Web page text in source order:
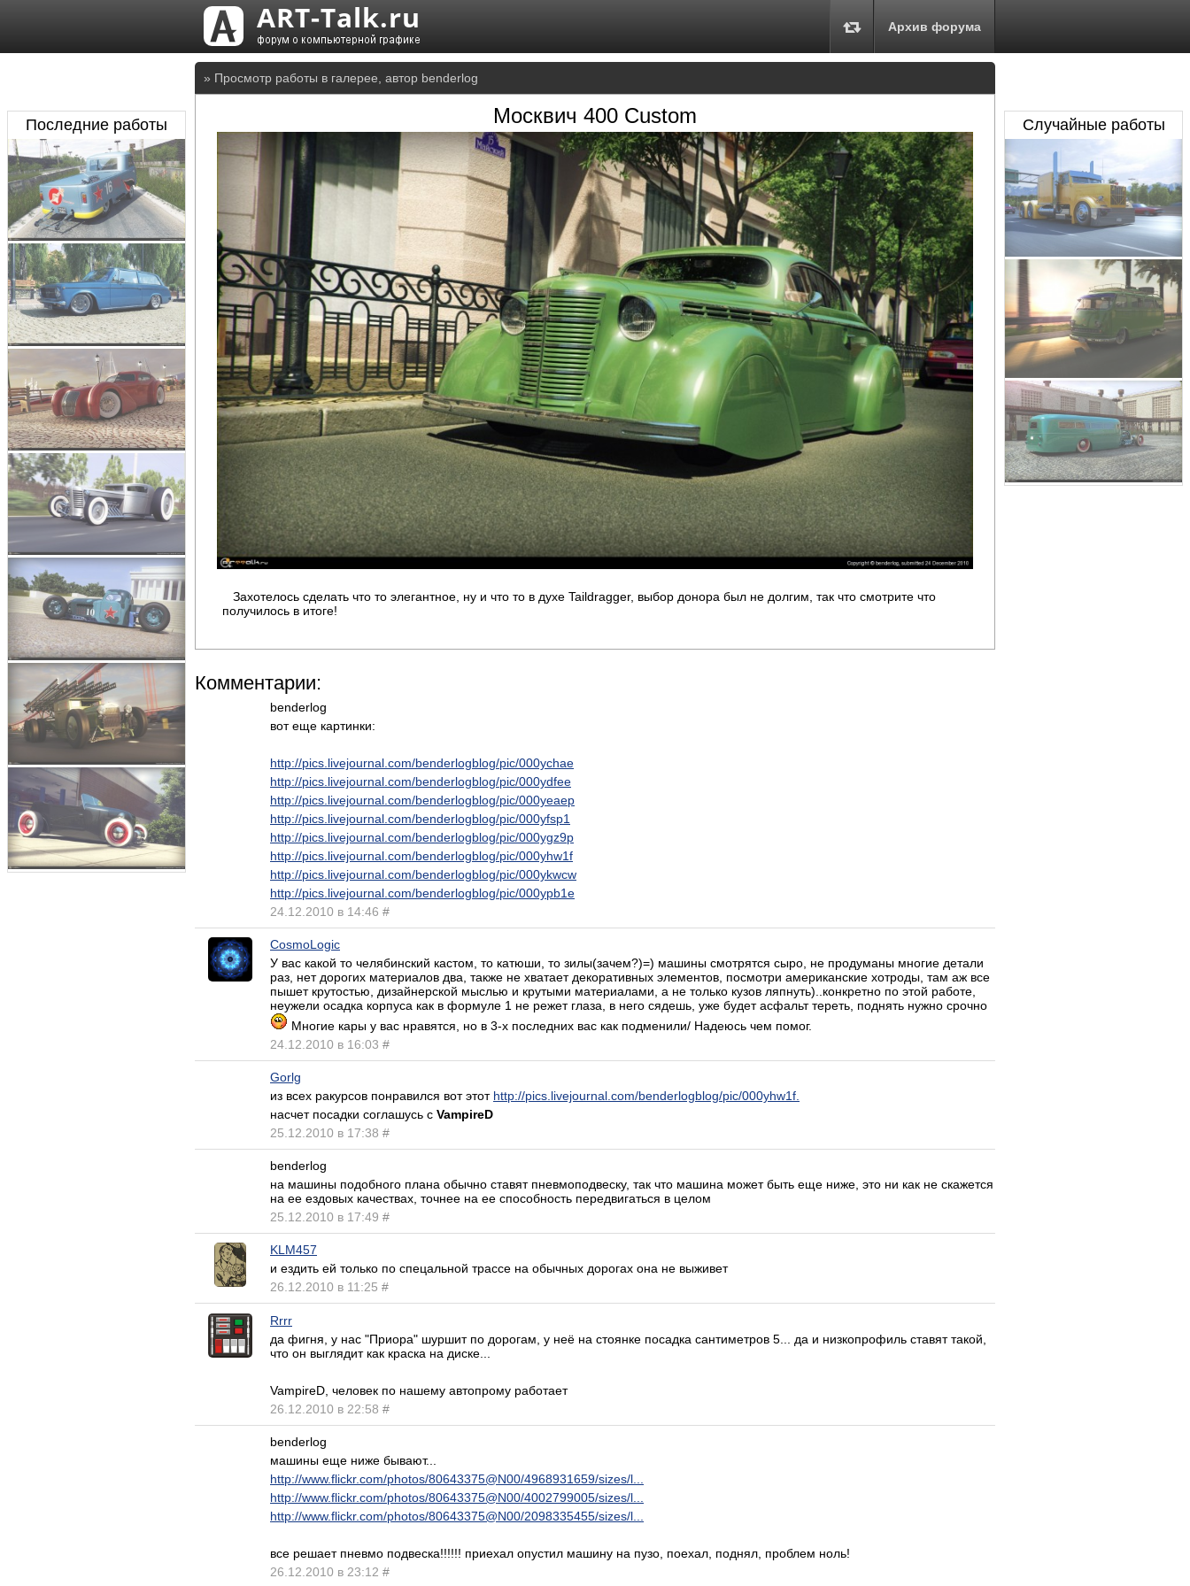
Архив форума
» Просмотр работы в галерее, автор benderlog
Москвич 400 Custom
Захотелось сделать что то элегантное, ну и что то в духе Taildragger, выбор донора был не долгим, так что смотрите что
получилось в итоге!
Комментарии:
benderlog
вот еще картинки:
http://pics.livejournal.com/benderlogblog/pic/000ychae
http://pics.livejournal.com/benderlogblog/pic/000ydfee
http://pics.livejournal.com/benderlogblog/pic/000yeaep
http://pics.livejournal.com/benderlogblog/pic/000yfsp1
http://pics.livejournal.com/benderlogblog/pic/000ygz9p
http://pics.livejournal.com/benderlogblog/pic/000yhw1f
http://pics.livejournal.com/benderlogblog/pic/000ykwcw
http://pics.livejournal.com/benderlogblog/pic/000ypb1e
24.12.2010 в 14:46 #
CosmoLogic
У вас какой то челябинский кастом, то катюши, то зилы(зачем?)=) машины смотрятся сыро, не продуманы многие детали
раз, нет дорогих материалов два, также не хватает декоративных элементов, посмотри американские хотроды, там аж все
пышет крутостью, дизайнерской мыслью и крутыми материалами, а не только кузов ляпнуть)..конкретно по этой работе,
неужели осадка корпуса как в формуле 1 не режет глаза, в него сядешь, уже будет асфальт тереть, поднять нужно срочно
Многие кары у вас нравятся, но в 3-х последних вас как подменили/ Надеюсь чем помог.
24.12.2010 в 16:03 #
Gorlg
из всех ракурсов понравился вот этот http://pics.livejournal.com/benderlogblog/pic/000yhw1f.
насчет посадки соглашусь с VampireD
25.12.2010 в 17:38 #
benderlog
на машины подобного плана обычно ставят пневмоподвеску, так что машина может быть еще ниже, это ни как не скажется
на ее ездовых качествах, точнее на ее способность передвигаться в целом
25.12.2010 в 17:49 #
KLM457
и ездить ей только по спецальной трассе на обычных дорогах она не выживет
26.12.2010 в 11:25 #
Rrrr
да фигня, у нас "Приора" шуршит по дорогам, у неё на стоянке посадка сантиметров 5... да и низкопрофиль ставят такой,
что он выглядит как краска на диске...
VampireD, человек по нашему автопрому работает
26.12.2010 в 22:58 #
benderlog
машины еще ниже бывают...
http://www.flickr.com/photos/80643375@N00/4968931659/sizes/l...
http://www.flickr.com/photos/80643375@N00/4002799005/sizes/l...
http://www.flickr.com/photos/80643375@N00/2098335455/sizes/l...
все решает пневмо подвеска!!!!!! приехал опустил машину на пузо, поехал, поднял, проблем ноль!
26.12.2010 в 23:12 #
Последние работы Случайные работы